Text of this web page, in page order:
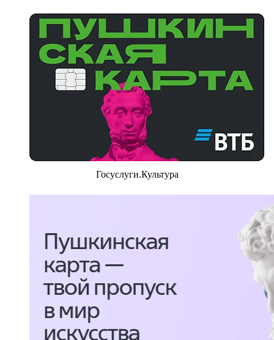
Госуслуги.Культура